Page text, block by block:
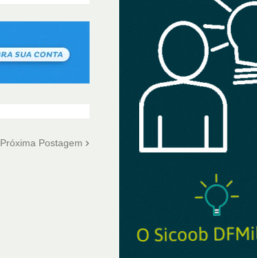
Próxima Postagem